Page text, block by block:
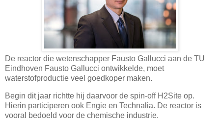
De reactor die wetenschapper Fausto Gallucci aan de TU
Eindhoven Fausto Gallucci ontwikkelde, moet
waterstofproductie veel goedkoper maken.
Begin dit jaar richtte hij daarvoor de spin-off H2Site op.
Hierin participeren ook Engie en Technalia. De reactor is
vooral bedoeld voor de chemische industrie.